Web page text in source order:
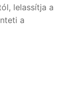
lelassítja a
a